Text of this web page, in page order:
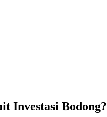
Investasi Bodong?